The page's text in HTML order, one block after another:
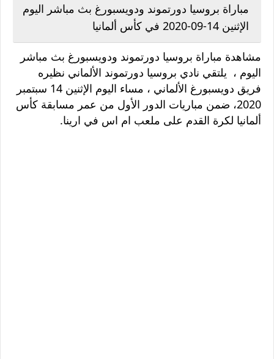
مباراة بروسيا دورتموند ودويسبورغ بث مباشر اليوم
الإثنين 14-09-2020 في كأس ألمانيا
مشاهدة مباراة بروسيا دورتموند ودويسبورغ بث مباشر
اليوم ، يلتقي نادي بروسيا دورتموند الألماني نظيره
فريق دويسبورغ الألماني ، مساء اليوم الإثنين 14 سبتمبر
2020، ضمن مباريات الدور الأول من عمر مسابقة كأس
ألمانيا لكرة القدم على ملعب ام اس في ارينا.